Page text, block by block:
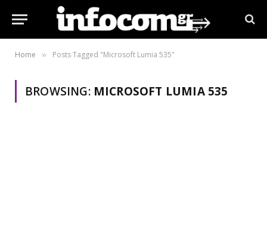
Home » Posts Tagged "Microsoft Lumia 535"
BROWSING: MICROSOFT LUMIA 535